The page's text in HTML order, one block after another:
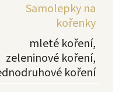
Samolepky na
kořenky
mleté koření,
zeleninové koření,
koření